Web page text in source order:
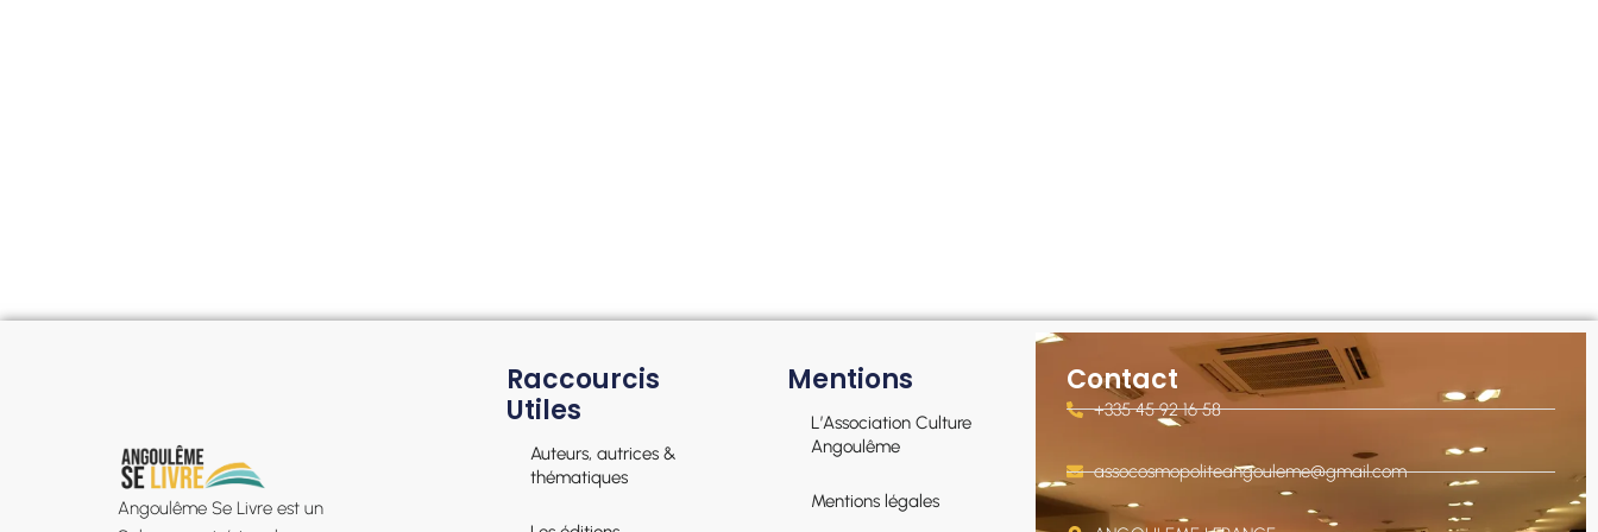
Angoulême Se Livre est un
Raccourcis
Utiles
Auteurs, autrices &
thématiques
Mentions
L’Association Culture
Angoulême
Mentions légales
Contact
+335 45 92 16 58
assocosmopoliteangouleme@gmail.com